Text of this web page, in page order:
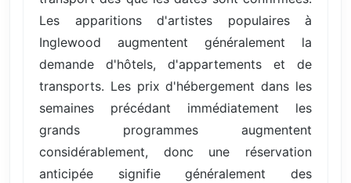
Les apparitions d'artistes populaires à
Inglewood augmentent généralement la
demande d'hôtels, d'appartements et de
transports. Les prix d'hébergement dans les
semaines précédant immédiatement les
grands programmes augmentent
considérablement, donc une réservation
anticipée signifie généralement des